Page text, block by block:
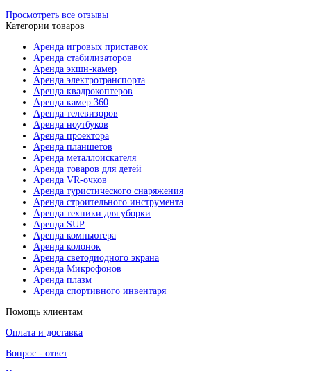
Просмотреть все отзывы
Категории товаров
Аренда игровых приставок
Аренда стабилизаторов
Аренда экшн-камер
Аренда электротранспорта
Аренда квадрокоптеров
Аренда камер 360
Аренда телевизоров
Аренда ноутбуков
Аренда проектора
Аренда планшетов
Аренда металлоискателя
Аренда товаров для детей
Аренда VR-очков
Аренда туристического снаряжения
Аренда строительного инструмента
Аренда техники для уборки
Аренда SUP
Аренда компьютера
Аренда колонок
Аренда светодиодного экрана
Аренда Микрофонов
Аренда плазм
Аренда спортивного инвентаря
Помощь клиентам
Оплата и доставка
Вопрос - ответ